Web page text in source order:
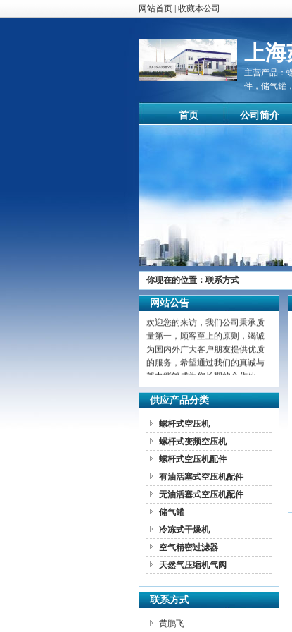
网站首页 收藏本公司
上海
主营产品：
件，储气罐
首页 公司简介
你现在的位置： 联系方式
网站公告
尊敬的顾客
您好！
欢迎您的来访，我们公司秉承质
量第一，顾客至上的原则，竭诚
为国内外广大客户朋友提供优质
的服务，希望通过我们的真诚与
努力能够成为您长期的合作伙
供应产品分类
螺杆式空压机
螺杆式变频空压机
螺杆式空压机配件
有油活塞式空压机配件
无油活塞式空压机配件
储气罐
冷冻式干燥机
空气精密过滤器
天然气压缩机气阀
联系方式
黄鹏飞